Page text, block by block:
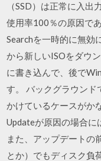
（SSD）は正常に入
使用率100％の原因で
Searchを一時的に無
から新しいISOをダウ
に書き込んで、後で
す。 バックグラウンド
かけているケースがか
Updateが原因の場合に
また、アップデートの
とか）でもディスク負